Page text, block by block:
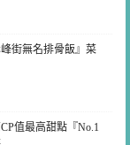
街無名排骨飯』菜
值最高甜點『No.1